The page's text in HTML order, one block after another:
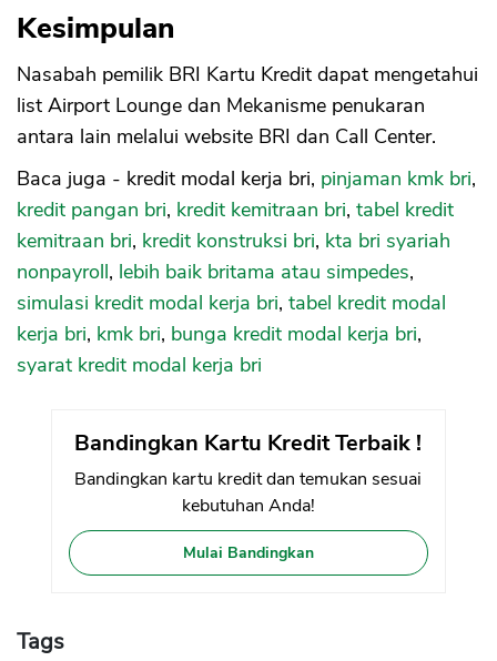
Kesimpulan
Nasabah pemilik BRI Kartu Kredit dapat mengetahui
list Airport Lounge dan Mekanisme penukaran
antara lain melalui website BRI dan Call Center.
Baca juga - kredit modal kerja bri, pinjaman kmk bri,
kredit pangan bri, kredit kemitraan bri, tabel kredit
kemitraan bri, kredit konstruksi bri, kta bri syariah
nonpayroll, lebih baik britama atau simpedes,
simulasi kredit modal kerja bri, tabel kredit modal
kerja bri, kmk bri, bunga kredit modal kerja bri,
syarat kredit modal kerja bri
Bandingkan Kartu Kredit Terbaik !
Bandingkan kartu kredit dan temukan sesuai
kebutuhan Anda!
Mulai Bandingkan
Tags